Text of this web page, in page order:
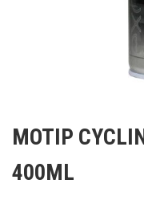
het
van
MOTIP
400ML